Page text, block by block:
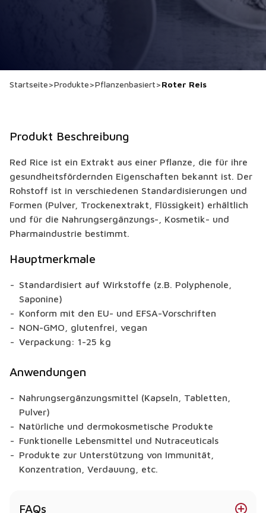
Startseite>Produkte>Pflanzenbasiert>Roter Reis
Produkt Beschreibung
Red Rice ist ein Extrakt aus einer Pflanze, die für ihre
gesundheitsfördernden Eigenschaften bekannt ist. Der
Rohstoff ist in verschiedenen Standardisierungen und
Formen (Pulver, Trockenextrakt, Flüssigkeit) erhältlich
und für die Nahrungsergänzungs-, Kosmetik- und
Pharmaindustrie bestimmt.
Hauptmerkmale
Standardisiert auf Wirkstoffe (z.B. Polyphenole,
Saponine)
Konform mit den EU- und EFSA-Vorschriften
NON-GMO, glutenfrei, vegan
Verpackung: 1-25 kg
Anwendungen
Nahrungsergänzungsmittel (Kapseln, Tabletten,
Pulver)
Natürliche und dermokosmetische Produkte
Funktionelle Lebensmittel und Nutraceuticals
Produkte zur Unterstützung von Immunität,
Konzentration, Verdauung, etc.
FAQs